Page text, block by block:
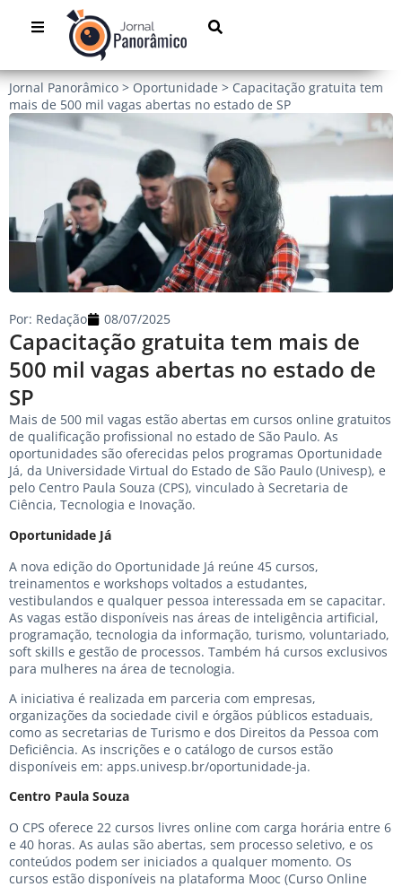
Jornal Panorâmico > Oportunidade > Capacitação gratuita tem
mais de 500 mil vagas abertas no estado de SP
Capacitação gratuita tem mais de
500 mil vagas abertas no estado de
SP
Por: Redação 08/07/2025
Mais de 500 mil vagas estão abertas em cursos online gratuitos
de qualificação profissional no estado de São Paulo. As
oportunidades são oferecidas pelos programas Oportunidade
Já, da Universidade Virtual do Estado de São Paulo (Univesp), e
pelo Centro Paula Souza (CPS), vinculado à Secretaria de
Ciência, Tecnologia e Inovação.
Oportunidade Já
A nova edição do Oportunidade Já reúne 45 cursos,
treinamentos e workshops voltados a estudantes,
vestibulandos e qualquer pessoa interessada em se capacitar.
As vagas estão disponíveis nas áreas de inteligência artificial,
programação, tecnologia da informação, turismo, voluntariado,
soft skills e gestão de processos. Também há cursos exclusivos
para mulheres na área de tecnologia.
A iniciativa é realizada em parceria com empresas,
organizações da sociedade civil e órgãos públicos estaduais,
como as secretarias de Turismo e dos Direitos da Pessoa com
Deficiência. As inscrições e o catálogo de cursos estão
disponíveis em: apps.univesp.br/oportunidade-ja.
Centro Paula Souza
O CPS oferece 22 cursos livres online com carga horária entre 6
e 40 horas. As aulas são abertas, sem processo seletivo, e os
conteúdos podem ser iniciados a qualquer momento. Os
cursos estão disponíveis na plataforma Mooc (Curso Online